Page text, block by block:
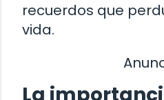
recuerdos que
vida.
La